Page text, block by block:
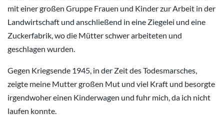
mit einer großen Gruppe Frauen und Kinder zur Arbeit in der
Landwirtschaft und anschließend in eine Ziegelei und eine
Zuckerfabrik, wo die Mütter schwer arbeiteten und
geschlagen wurden.
Gegen Kriegsende 1945, in der Zeit des Todesmarsches,
zeigte meine Mutter großen Mut und viel Kraft und besorgte
irgendwoher einen Kinderwagen und fuhr mich, da ich nicht
laufen konnte.